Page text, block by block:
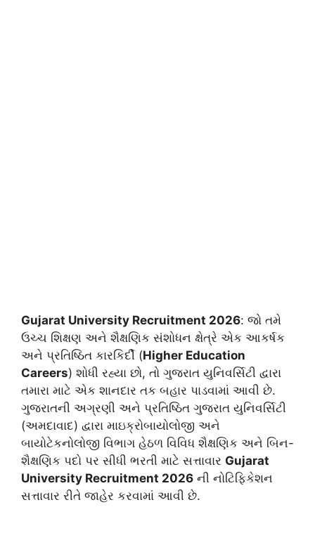
Gujarat University Recruitment 2026: જો તમે
ઉચ્ચ શિક્ષણ અને શૈક્ષણિક સંશોધન ક્ષેત્રે એક આકર્ષક
અને પ્રતિષ્ઠિત કારકિર્દી (Higher Education
Careers) શોધી રહ્યા છો, તો ગુજરાત યુનિવર્સિટી દ્વારા
તમારા માટે એક શાનદાર તક બહાર પાડવામાં આવી છે.
ગુજરાતની અગ્રણી અને પ્રતિષ્ઠિત ગુજરાત યુનિવર્સિટી
(અમદાવાદ) દ્વારા માઇક્રોબાયોલોજી અને
બાયોટેકનોલોજી વિભાગ હેઠળ વિવિધ શૈક્ષણિક અને બિન-
શૈક્ષણિક પદો પર સીધી ભરતી માટે સત્તાવાર Gujarat
University Recruitment 2026 ની નોટિફિકેશન
સત્તાવાર રીતે જાહેર કરવામાં આવી છે.